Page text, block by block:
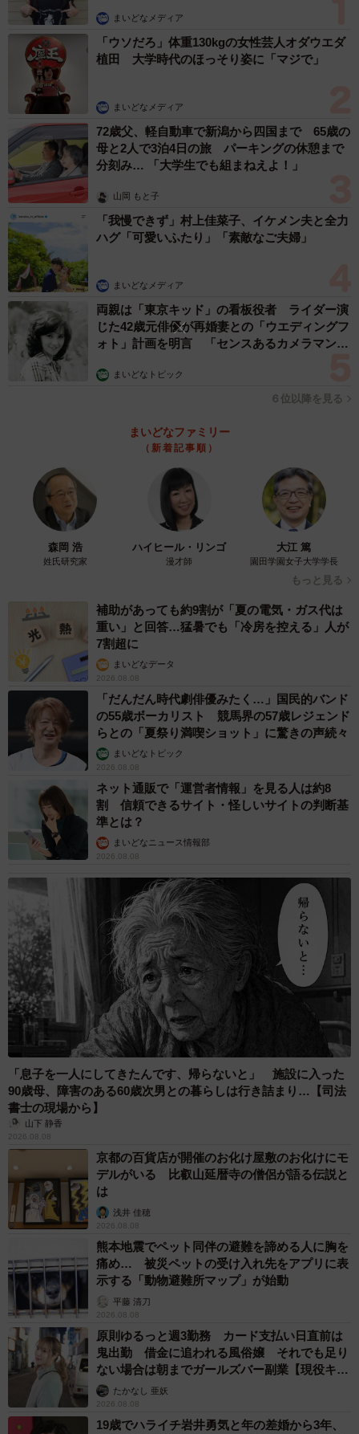
ティの方がむしろ見やすいです」（20代・女性）
◆「アニメなんかはむしろ、昔より攻めている気がする。
大人向けの深いテーマの作品も多く、クオリティも上がっ
ている。見応えがあります」（50代・男性）
テレビは時代と一緒に進む
懐かしい番組を観て胸を熱くした一方で、笑えなかった自
分にも気づいたEさん。その体験は、過去を否定するもので
りました。
過去の作品を振り返ると、テレビ番組は単なる娯楽ではな
く「時代の空気」を映しています。笑いの形は変わるけれ
ど、やはり時代と一緒に歩んでいるものでしょう。
「昔の笑いを懐かしみつつ、今の番組の工夫を見つける」
―その両方を受け止める視点こそ、これからのテレビとの
◆はいどろ漫画 日常の事件や、身近なスカッと話をお届
け！【はいどろ漫画】のInstagramで連載漫画を描いてま
Instagramはこちら→
◇ ◇
まいどなメディア
「ウソだろ」体重130kgの女性芸人オダウエダ
植田 大学時代のほっそり姿に「マジで」
まいどなメディア
72歳父、軽自動車で新潟から四国まで 65歳の
母と2人で3泊4日の旅 パーキングの休憩まで
分刻み… 「大学生でも組まねえよ！」
山岡 もと子
「我慢できず」村上佳菜子、イケメン夫と全力
ハグ「可愛いふたり」「素敵なご夫婦」
まいどなメディア
両親は「東京キッド」の看板役者 ライダー演
じた42歳元俳優が再婚妻との「ウエディングフ
ォト」計画を明言 「センスあるカメラマン求
まいどなトピック
６位以降を見る
まいどなファミリー
（新着記事順）
森岡 浩
姓氏研究家
ハイヒール・リンゴ
漫才師
大江 篤
園田学園女子大学学長
もっと見る
補助があっても約9割が「夏の電気・ガス代は
重い」と回答…猛暑でも「冷房を控える」人が
7割超に
まいどなデータ
2026.08.08
「だんだん時代劇俳優みたく…」国民的バンド
の55歳ボーカリスト 競馬界の57歳レジェンド
らとの「夏祭り満喫ショット」に驚きの声続々
まいどなトピック
2026.08.08
ネット通販で「運営者情報」を見る人は約8
割 信頼できるサイト・怪しいサイトの判断基
準とは？
まいどなニュース情報部
2026.08.08
「息子を一人にしてきたんです、帰らないと」 施設に入った
90歳母、障害のある60歳次男との暮らしは行き詰まり…【司法
書士の現場から】
山下 静香
2026.08.08
京都の百貨店が開催のお化け屋敷のお化けにモ
デルがいる 比叡山延暦寺の僧侶が語る伝説と
は
浅井 佳穂
2026.08.08
熊本地震でペット同伴の避難を諦める人に胸を
痛め… 被災ペットの受け入れ先をアプリに表
示する「動物避難所マップ」が始動
平藤 清刀
2026.08.08
原則ゆるっと週3勤務 カード支払い日直前は
鬼出勤 借金に追われる風俗嬢 それでも足り
ない場合は朝までガールズバー副業【現役キャ
ストに取材】
たかなし 亜妖
2026.08.08
19歳でハライチ岩井勇気と年の差婚から3年、